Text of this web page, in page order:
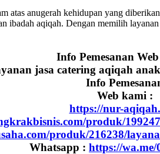
atas anugerah kehidupan yang
ibadah aqiqah. Dengan memilih
Info Pemesanan
jasa catering aqiqah
Info
Web kami :
https://nur-
produk/
produk/216238/
Whatsapp : https://wa.me/